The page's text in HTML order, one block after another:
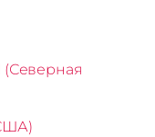
(Северная